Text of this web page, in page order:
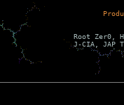
Root Zer0,
J-CIA, JAP